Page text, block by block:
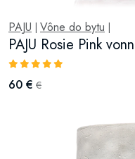
PAJU Vône do bytu
PAJU Rosie Pink
60 € €